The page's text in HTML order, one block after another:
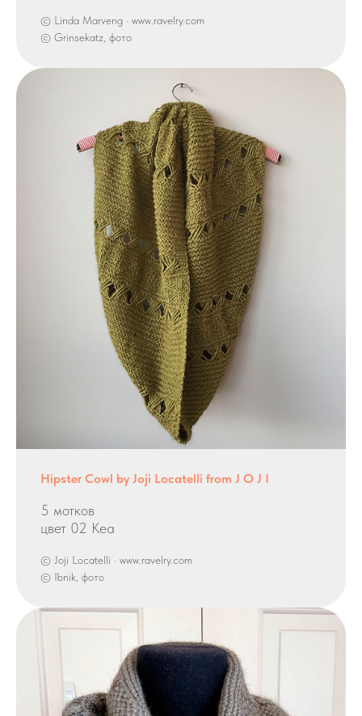
© Linda Marveng · www.ravelry.com
© Grinsekatz, фото
Hipster Cowl by Joji Locatelli from J O J I
5 мотков
цвет 02 Kea
© Joji Locatelli · www.ravelry.com
© Ibnik, фото